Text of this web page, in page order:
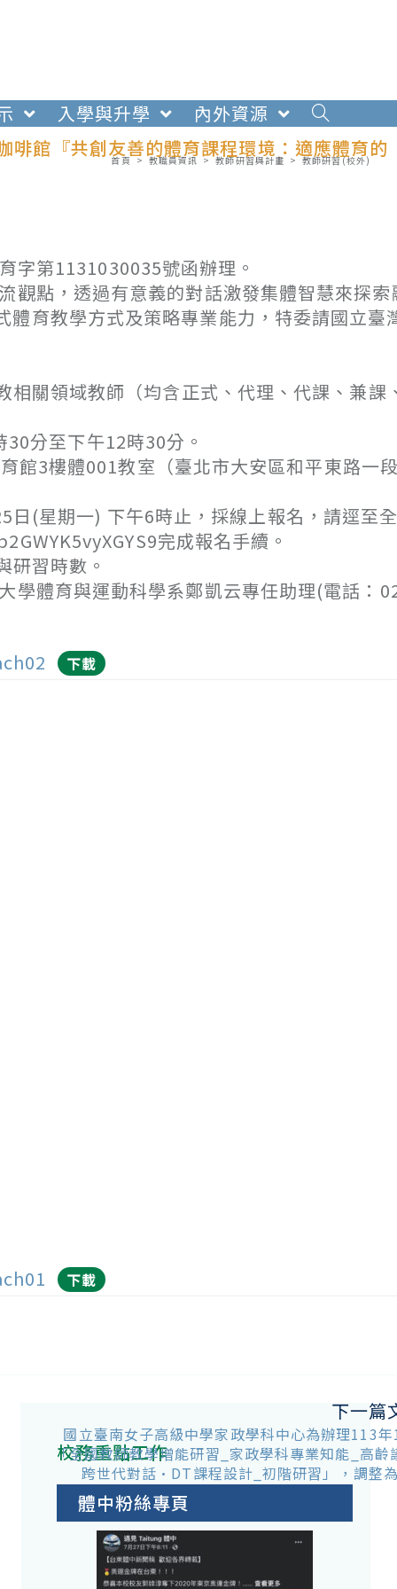
入學與升學
內外資源
館『共創友善的體育課程環境：適應體育的
首頁 > 教職員資訊 > 教師研習與計畫 > 教師研習(校外)
字第1131030035號函辦理。
觀點，透過有意義的對話激發集體智慧來探
育教學方式及策略專業能力，特委請國立臺
領域教師（均含正式、代理、代課、兼課
分至下午12時30分。
3樓體001教室（臺北市大安區和平東路一
星期一) 下午6時止，採線上報名，請逕至
完成報名手續。
習時數。
學體育與運動科學系鄭凱云專任助理(電話：
下載
下載
下一篇
國立臺南女子高級中學家政學科中心為辦理113
「全國教師教學增能研習_家政學科專業知能_高齡
跨世代對話•DT課程設計_初階研習」，調整
校務重點工作
體中粉絲專頁